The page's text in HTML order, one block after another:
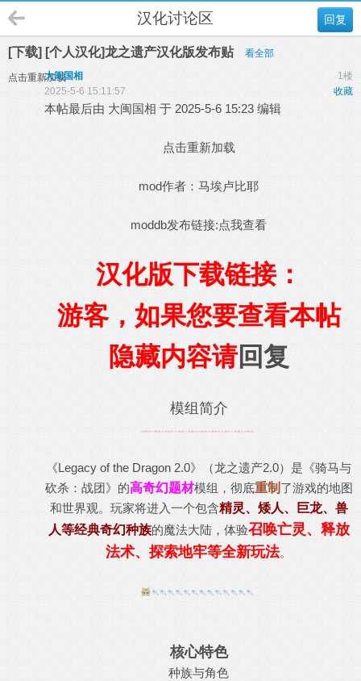
回复
汉化讨论区
[下载] [个人汉化]龙之遗产汉化版发布贴 看全部
点击重新加载 1楼
大闽国相
收藏
2025-5-6 15:11:57
本帖最后由 大闽国相 于 2025-5-6 15:23 编辑
点击重新加载
mod作者：马埃卢比耶
moddb发布链接:点我查看
汉化版下载链接：
游客，如果您要查看本帖
隐藏内容请回复
模组简介
《Legacy of the Dragon 2.0》（龙之遗产2.0）是《骑马与
砍杀：战团》的高奇幻题材模组，彻底重制 了游戏的地图
和世界观。玩家将进入一个包含精灵、矮人、巨龙、兽
人等经典奇幻种族的魔法大陆，体验召唤亡灵、释放
法术、探索地牢等全新玩法。
核心特色
​种族与角色